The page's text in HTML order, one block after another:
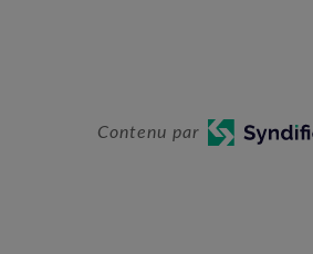
Contenu par